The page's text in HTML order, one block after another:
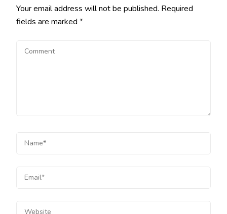
Your email address will not be published. Required
fields are marked *